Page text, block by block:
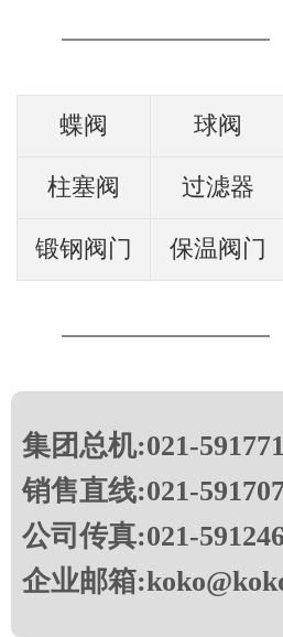
蝶阀 球阀
柱塞阀 过滤器
锻钢阀门 保温阀门
集团总机:021-
销售直线:021-
公司传真:021-
企业邮箱